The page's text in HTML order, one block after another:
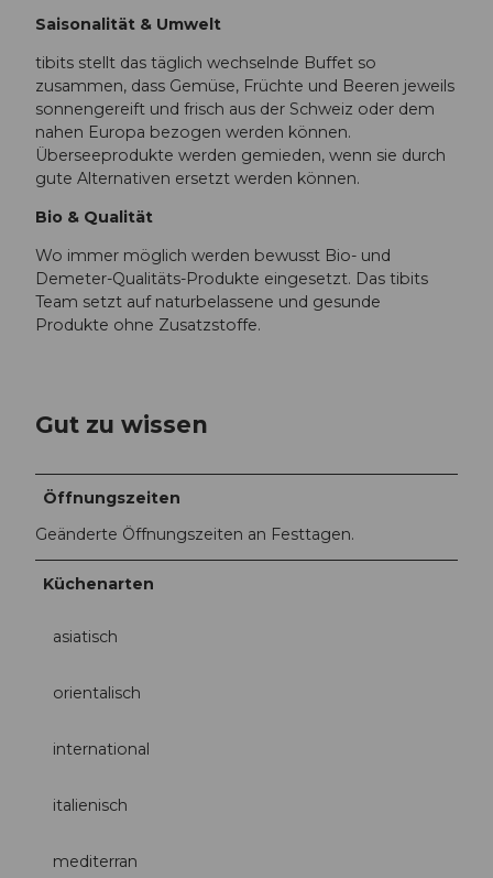
Saisonalität & Umwelt
tibits stellt das täglich wechselnde Buffet so
zusammen, dass Gemüse, Früchte und Beeren jeweils
sonnengereift und frisch aus der Schweiz oder dem
nahen Europa bezogen werden können.
Überseeprodukte werden gemieden, wenn sie durch
gute Alternativen ersetzt werden können.
Bio & Qualität
Wo immer möglich werden bewusst Bio- und
Demeter-Qualitäts-Produkte eingesetzt. Das tibits
Team setzt auf naturbelassene und gesunde
Produkte ohne Zusatzstoffe.
Gut zu wissen
Öffnungszeiten
Geänderte Öffnungszeiten an Festtagen.
Küchenarten
asiatisch
orientalisch
international
italienisch
mediterran